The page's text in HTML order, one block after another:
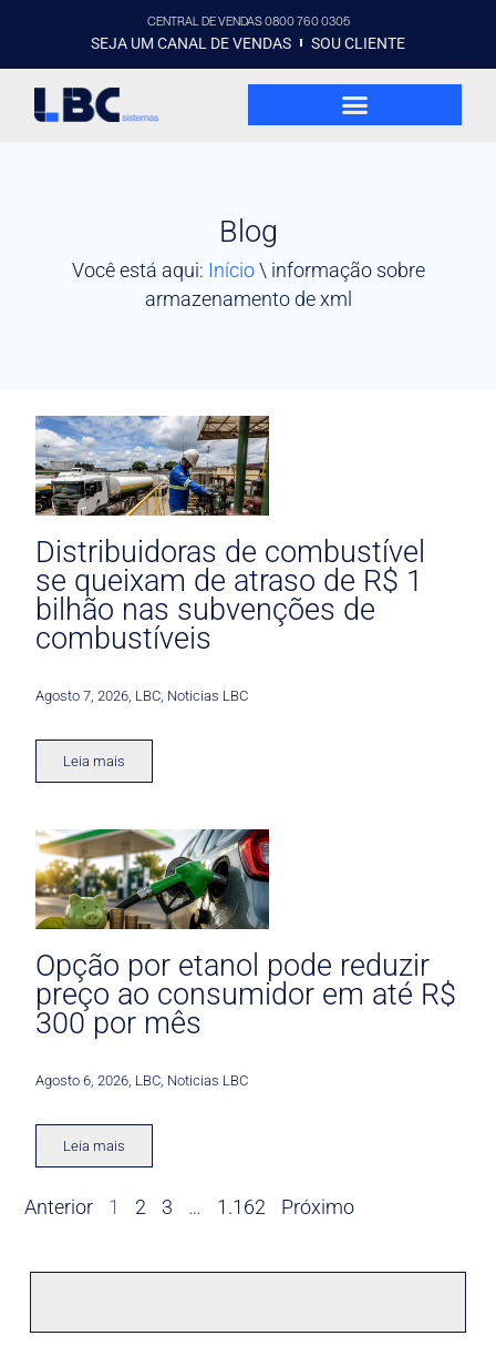
CENTRAL DE VENDAS 0800 760 0305
SEJA UM CANAL DE VENDAS SOU CLIENTE
Blog
Você está aqui: Início\ informação sobre
armazenamento de xml
Distribuidoras de combustível
se queixam de atraso de R$ 1
bilhão nas subvenções de
combustíveis
Agosto 7, 2026 LBC Noticias LBC
Leia mais
Opção por etanol pode reduzir
preço ao consumidor em até R$
300 por mês
Agosto 6, 2026 LBC Noticias LBC
Leia mais
Anterior 1 2 3 … 1.162 Próximo